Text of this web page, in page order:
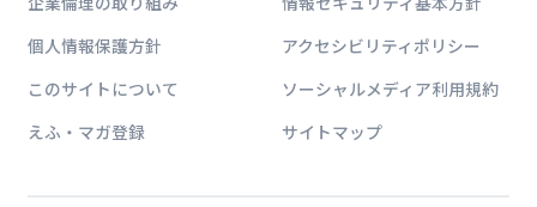
お問い合わせは公式HPの
個人情報保護方針
アクセシビリティポリシー
このサイトについて
ソーシャルメディア利用規約
えふ・マガ登録
サイトマップ